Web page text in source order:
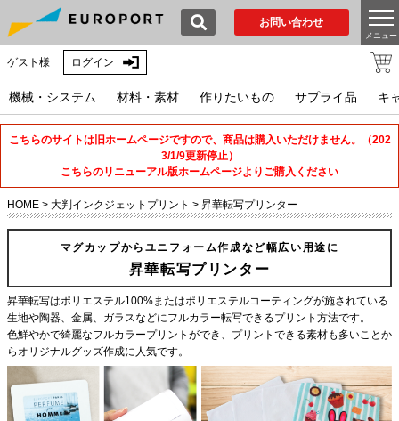
お問い合わせ
メニュー
ゲスト様 ログイン
機械・システム 材料・素材 作りたいもの サプライ品 キ
こちらのサイトは旧ホームページですので、商品は購入いただけません。（202
3/1/9更新停止）
こちらのリニューアル版ホームページよりご購入ください
HOME > 大判インクジェットプリント > 昇華転写プリンター
マグカップからユニフォーム作成など幅広い用途に
昇華転写プリンター
昇華転写はポリエステル100%またはポリエステルコーティングが施されている
生地や陶器、金属、ガラスなどにフルカラー転写できるプリント方法です。
色鮮やかで綺麗なフルカラープリントができ、プリントできる素材も多いことか
らオリジナルグッズ作成に人気です。